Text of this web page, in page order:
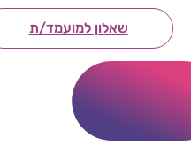
שאלון למועמד/ת